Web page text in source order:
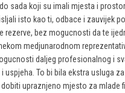
sada koji su imali mjesta i
isto kao ti, odbace i zauvijek
rezerve, bez mogucnosti da te
medjunarodnom
daljeg profesionalnog i
uspjeha. To bi bila ekstra usluga
upraznjeno mjesto za mlade